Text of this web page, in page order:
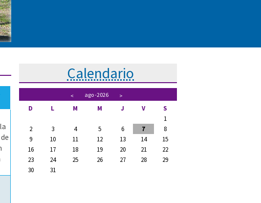
Calendario
< ago-2026 >
D L M M J V
S
1
2
3 4 5 6 7
8
9
10 11 12 13 14
15
16
17 18 19 20 21
22
23
24 25 26 27 28
29
30
31